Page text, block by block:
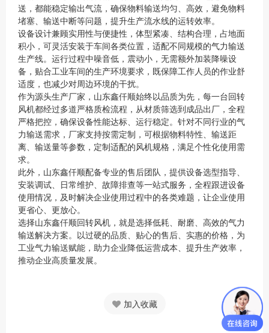
送，都能稳定输出气流，确保物料输送均匀、高效，避免物料
堵塞、输送中断等问题，提升生产流水线的运转效率。
设备设计兼顾实用性与便捷性，体型紧凑、结构合理，占地面
积小，可灵活安装于车间各类位置，适配不同规模的气力输送
生产线。运行过程中噪音低，震动小，无需额外加装降噪设
备，贴合工业车间的生产环境要求，既保障工作人员的作业舒
适度，也减少对周边环境的干扰。
作为源头生产厂家，山东鑫仟顺始终以品质为先，每一台回转
风机都经过多道严格质检流程，从材质筛选到成品出厂，全程
严格把控，确保设备性能达标、运行稳定。针对不同行业的气
力输送需求，厂家支持按需定制，可根据物料特性、输送距
离、输送量等参数，定制适配的风机规格，满足个性化使用需
求。
此外，山东鑫仟顺配备专业的售后团队，提供设备选型指导、
安装调试、日常维护、故障排查等一站式服务，全程跟进设备
使用情况，及时解决企业使用过程中的各类难题，让企业使用
更省心、更放心。
选择山东鑫仟顺回转风机，就是选择低耗、耐磨、高效的气力
输送解决方案。以过硬的品质、贴心的售后、实惠的价格，为
工业气力输送赋能，助力企业降低运营成本、提升生产效率，
推动企业高质量发展。
加入收藏